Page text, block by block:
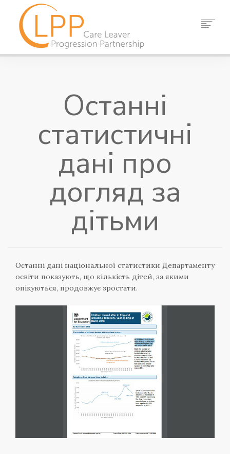
НОВИНИ
Останні
статистичні
дані про
догляд за
дітьми
Останні дані національної статистики Департаменту
освіти показують, що кількість дітей, за якими
опікуються, продовжує зростати.